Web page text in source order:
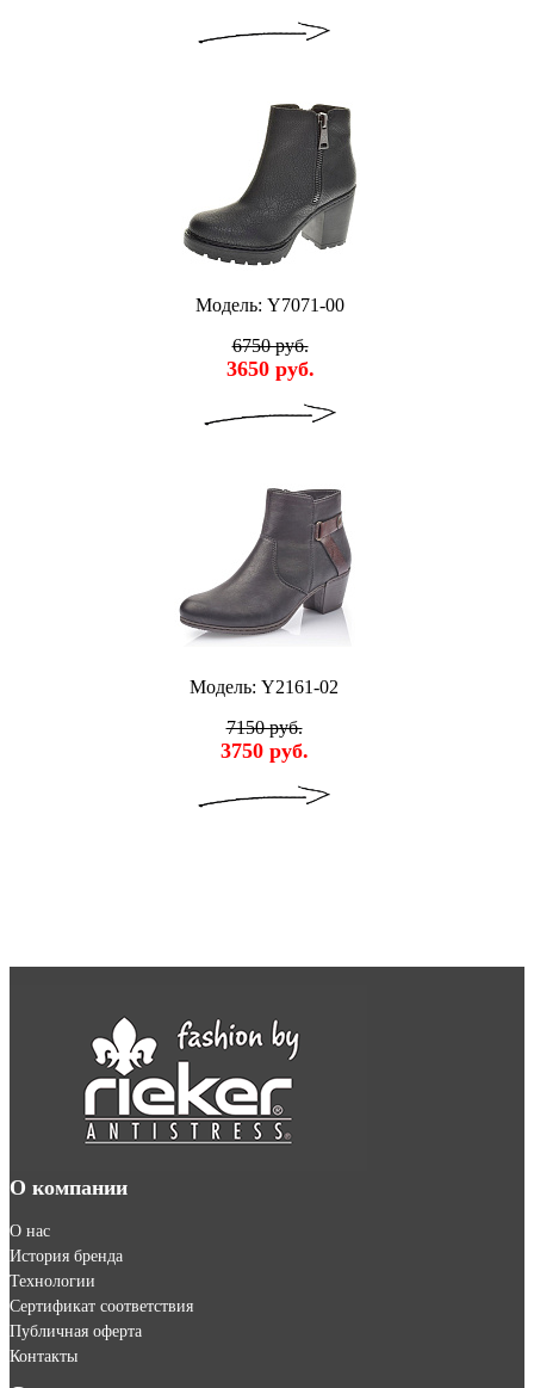
Модель: Y7071-00
6750 руб.
3650 руб.
Модель: Y2161-02
7150 руб.
3750 руб.
О компании
О нас
История бренда
Технологии
Сертификат соответствия
Публичная оферта
Контакты